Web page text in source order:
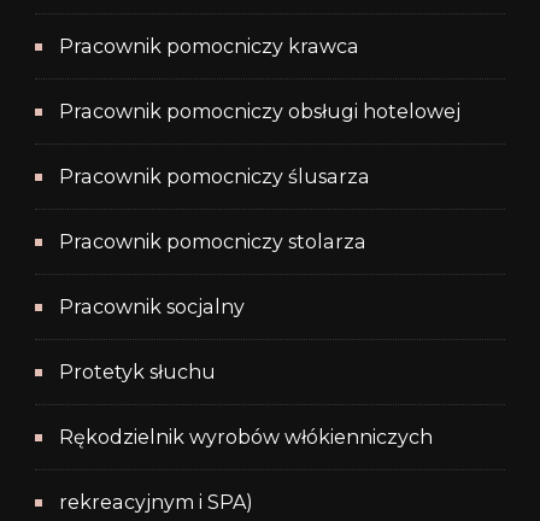
Pracownik pomocniczy krawca
Pracownik pomocniczy obsługi hotelowej
Pracownik pomocniczy ślusarza
Pracownik pomocniczy stolarza
Pracownik socjalny
Protetyk słuchu
Rękodzielnik wyrobów włókienniczych
rekreacyjnym i SPA)